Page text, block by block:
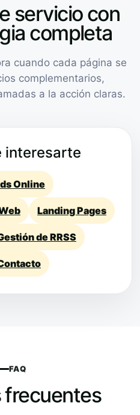
servicio con
completa
cuando cada página se
complementarios,
a la acción claras.
interesarte
Online
Landing Pages
de RRSS
FAQ
frecuentes